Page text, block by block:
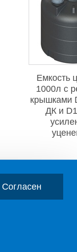
Емкость
1000л с
крышками
ДК и
Согласен